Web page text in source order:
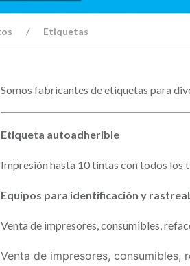
Etiquetas
Somos fabricantes de etiquetas para
Etiqueta autoadherible
Impresión hasta 10 tintas con todos los
Equipos para identificación y
Venta de impresores, consumibles,
Venta de impresores, consumibles,